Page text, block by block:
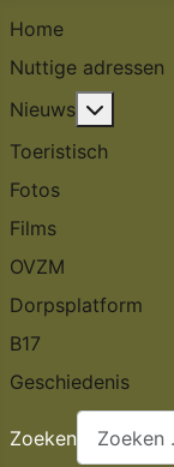
Home
Nuttige adressen
Nieuws
Toeristisch
Fotos
Films
OVZM
Dorpsplatform
B17
Geschiedenis
Zoeken